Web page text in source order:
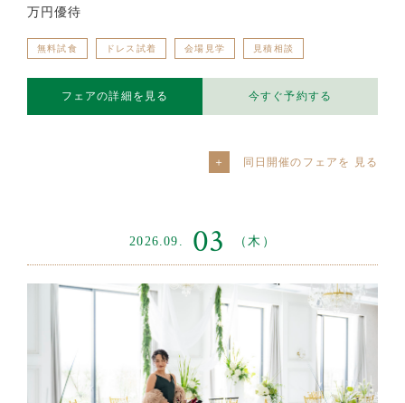
万円優待
無料試食 ドレス試着 会場見学 見積相談
フェアの詳細を見る 今すぐ予約する
同日開催のフェアを
2026.09. 03 （木）